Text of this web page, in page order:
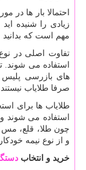
احتمالا بار ها در
زیادی را شنیده
مهم است که بدانید
تفاوت اصلی در
استفاده می شوند.
های بازرسی پلیس
صرفا طلایاب نیستند.
طلایاب ها برای
استفاده می شوند
چون طلا، قلع، مس
و از نوع نیمه
خرید و انتخاب